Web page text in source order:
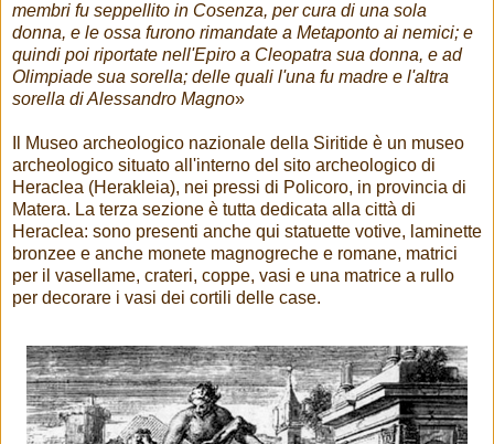
membri fu seppellito in Cosenza, per cura di una sola
donna, e le ossa furono rimandate a Metaponto ai nemici; e
quindi poi riportate nell'Epiro a Cleopatra sua donna, e ad
Olimpiade sua sorella; delle quali l'una fu madre e l'altra
sorella di Alessandro Magno»
Il Museo archeologico nazionale della Siritide è un museo
archeologico situato all'interno del sito archeologico di
Heraclea (Herakleia), nei pressi di Policoro, in provincia di
Matera. La terza sezione è tutta dedicata alla città di
Heraclea: sono presenti anche qui statuette votive, laminette
bronzee e anche monete magnogreche e romane, matrici
per il vasellame, crateri, coppe, vasi e una matrice a rullo
per decorare i vasi dei cortili delle case.